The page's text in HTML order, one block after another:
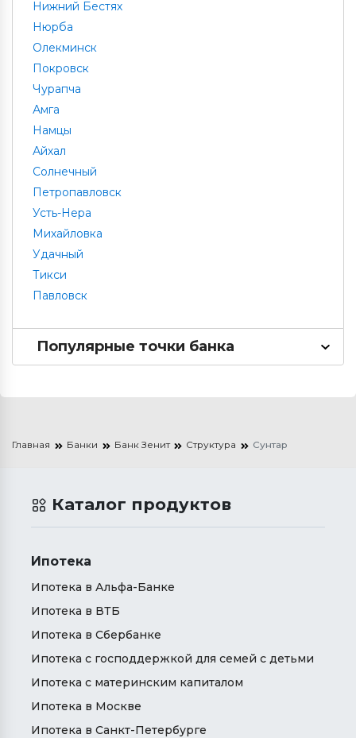
Нижний Бестях
Нюрба
Олекминск
Покровск
Чурапча
Амга
Намцы
Айхал
Солнечный
Петропавловск
Усть-Нера
Михайловка
Удачный
Тикси
Павловск
Популярные точки банка
Главная Банки Банк Зенит Структура Сунтар
Каталог продуктов
Ипотека
Ипотека в Альфа-Банке
Ипотека в ВТБ
Ипотека в Сбербанке
Ипотека с господдержкой для семей с детьми
Ипотека с материнским капиталом
Ипотека в Москве
Ипотека в Санкт-Петербурге